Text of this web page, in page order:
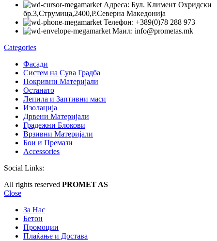
Адреса: Бул. Климент Охридски
бр.3,Струмица,2400,Р.Северна Македонија
Телефон: +389(0)78 288 973
Маил: info@prometas.mk
Categories
Фасади
Систем на Сува Градба
Покривни Материјали
Останато
Лепила и Заптивни маси
Изолација
Дрвени Материјали
Градежни Блокови
Врзивни Материјали
Бои и Премази
Accessories
Social Links:
All rights reserved PROMET AS
Close
За Нас
Бетон
Промоции
Плаќање и Достава